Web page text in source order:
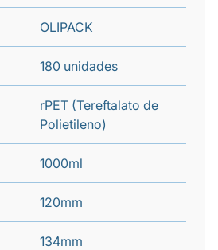
OLIPACK
180 unidades
rPET (Tereftalato de
Polietileno)
1000ml
120mm
134mm